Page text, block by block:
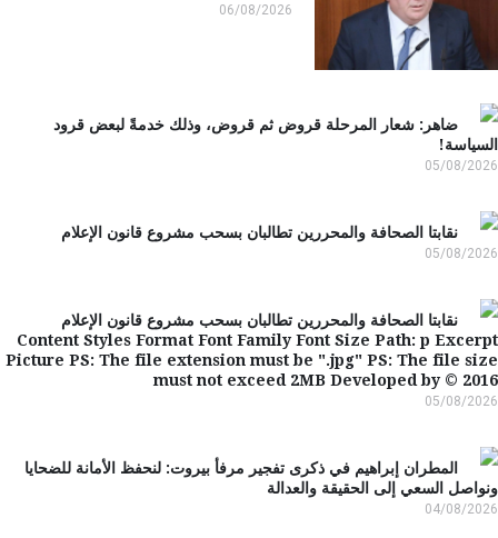
06/08/2026
ضاهر: شعار المرحلة قروض ثم قروض، وذلك خدمةً لبعض قرود
05/08/
نقابتا الصحافة والمحررين تطالبان بسحب مشروع قانون الإعلام
05/08/
نقابتا الصحافة والمحررين تطالبان بسحب مشروع قانون الإعلام
Content Styles Format Font Family Font Size Path: p
Picture PS: The file extension must be ".jpg" PS: The file
must not exceed 2MB Developed by ©
05/08/
المطران إبراهيم في ذكرى تفجير مرفأ بيروت: لنحفظ الأمانة للضحايا
السعي إلى الحقيقة والعدالة
04/08/